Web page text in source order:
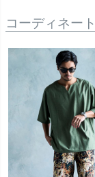
コーディネート